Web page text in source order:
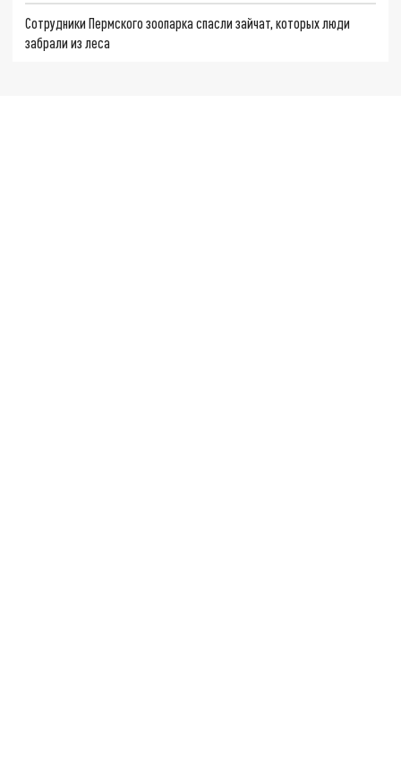
Сотрудники Пермского зоопарка спасли зайчат, которых люди
забрали из леса